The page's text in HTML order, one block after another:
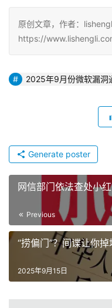
原创文章，作者：
https://
2025年9月份微软漏洞
Generate poster
网信部门依法查处小
Previous
“捞偏门”？间谍让你掉
2025年9月15日